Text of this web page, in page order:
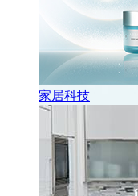
家居科技